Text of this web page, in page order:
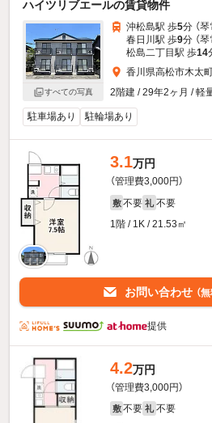
ハイツリブエールの賃貸物件
すべての写真
沖松島駅 歩5分 （
春日川駅 歩9分 （
松島二丁目駅 歩14
香川県高松市木太
2階建 / 29年2ヶ月 / 軽
駐車場あり 駐輪場あり
3.1万円
（管理費3,000円）
敷 不要 礼 不要
1階 / 1K / 21.53㎡
お問い合わせ （
提供
4.2万円
（管理費3,000円）
敷 不要 礼 不要